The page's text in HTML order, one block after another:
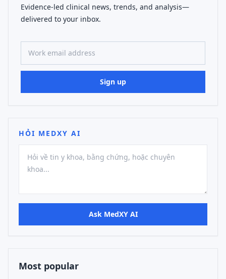
Evidence-led clinical news, trends, and analysis—
delivered to your inbox.
Work email address
Sign up
HỎI MEDXY AI
Ask MedXY AI
Most popular